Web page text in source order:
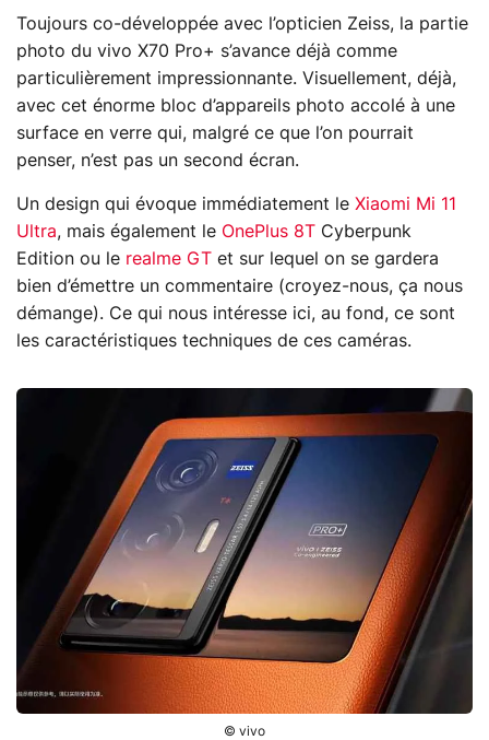
Toujours co-développée avec l’opticien Zeiss, la partie
photo du vivo X70 Pro+ s’avance déjà comme
particulièrement impressionnante. Visuellement, déjà,
avec cet énorme bloc d’appareils photo accolé à une
surface en verre qui, malgré ce que l’on pourrait
penser, n’est pas un second écran.
Un design qui évoque immédiatement le Xiaomi Mi 11
Ultra, mais également le OnePlus 8T Cyberpunk
Edition ou le realme GT et sur lequel on se gardera
bien d’émettre un commentaire (croyez-nous, ça nous
démange). Ce qui nous intéresse ici, au fond, ce sont
les caractéristiques techniques de ces caméras.
© vivo